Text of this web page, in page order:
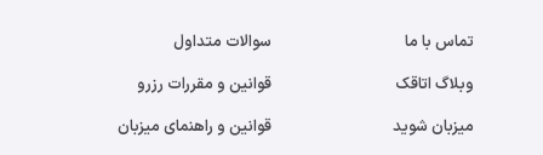
تماس با ما
وبلاگ اتاقک
میزبان شوید
سوالات متداول
قوانین و مقررات رزرو
قوانین و راهنمای میزبان